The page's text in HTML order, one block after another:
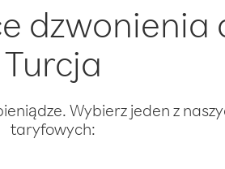
dzwonienia
Turcja
Wybierz jeden z
taryfowych: